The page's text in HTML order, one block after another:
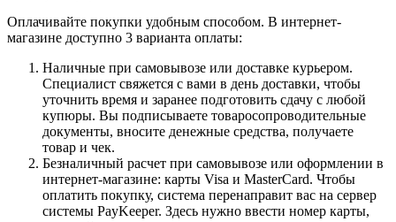
Оплачивайте покупки удобным способом. В интернет-
магазине доступно 3 варианта оплаты:
Наличные при самовывозе или доставке курьером.
Специалист свяжется с вами в день доставки, чтобы
уточнить время и заранее подготовить сдачу с любой
купюры. Вы подписываете товаросопроводительные
документы, вносите денежные средства, получаете
товар и чек.
Безналичный расчет при самовывозе или оформлении в
интернет-магазине: карты Visa и MasterCard. Чтобы
оплатить покупку, система перенаправит вас на сервер
системы PayKeeper. Здесь нужно ввести номер карты,